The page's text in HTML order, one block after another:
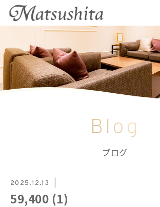
Blog
ブログ
2025.12.13
59,400 (1)